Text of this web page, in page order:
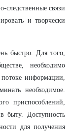
следственные связи
и творчески
быстро. Для того,
необходимо
потоке информации,
необходимое.
приспособлений,
быту. Доступность
для получения